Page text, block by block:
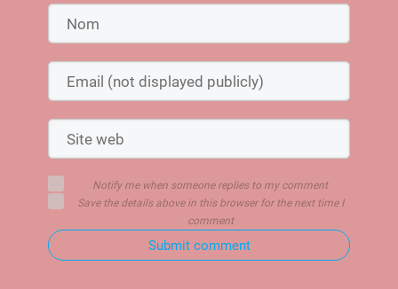
Notify me when someone replies to my comment
Save the details above in this browser for the next time I
comment
Submit comment